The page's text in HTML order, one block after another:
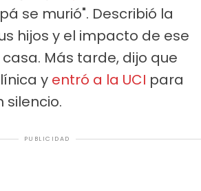
se murió". Describió la
hijos y el impacto de ese
Más tarde, dijo que
y entró a la UCI para
silencio.
PUBLICIDAD